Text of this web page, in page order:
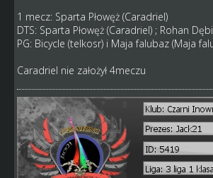
1 mecz: Sparta Płowęż (Caradriel)
DTS: Sparta Płowęż (Caradriel) ; Rohan
PG: Bicycle (telkosr) i Maja falubaz (Maja
Caradriel nie założył 4meczu